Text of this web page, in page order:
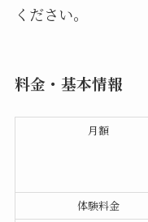
ください。
料金・基本情報
月額
体験料金